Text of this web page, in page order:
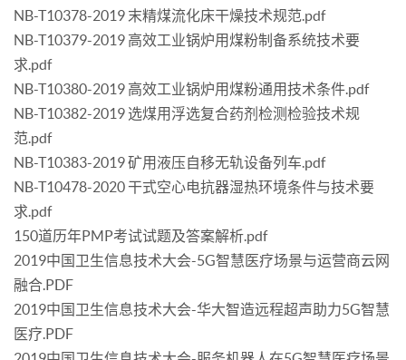
NB-T10378-2019 末精煤流化床干燥技术规范.pdf
NB-T10379-2019 高效工业锅炉用煤粉制备系统技术要
求.pdf
NB-T10380-2019 高效工业锅炉用煤粉通用技术条件.pdf
NB-T10382-2019 选煤用浮选复合药剂检测检验技术规
范.pdf
NB-T10383-2019 矿用液压自移无轨设备列车.pdf
NB-T10478-2020 干式空心电抗器湿热环境条件与技术要
求.pdf
150道历年PMP考试试题及答案解析.pdf
2019中国卫生信息技术大会-5G智慧医疗场景与运营商云网
融合.PDF
2019中国卫生信息技术大会-华大智造远程超声助力5G智慧
医疗.PDF